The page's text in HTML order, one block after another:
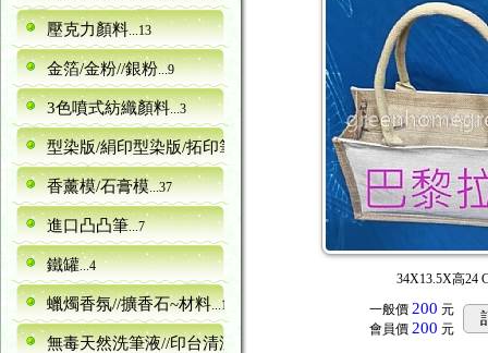
壓克力顏料...13
金箔/金粉//銀粉...9
3色噴式紡織顏料...3
型染版/絹印型染版/拓印筆
香薰模/石膏模...37
進口凸凸筆...7
鐵罐...4
蠟燭香氛//擴香石~材料...16
無毒天然洗筆液//印台清潔劑
34X13.5X高24
一般價 200 元
會員價 200 元